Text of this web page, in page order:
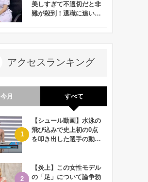
美しすぎて不適切だと非
難が殺到！退職に追い込
アクセスランキング
今月 すべて
【シュール動画】水泳の
飛び込みで史上初の0点
を叩き出した選手の動画
【炎上】この女性モデル
の「足」について論争勃